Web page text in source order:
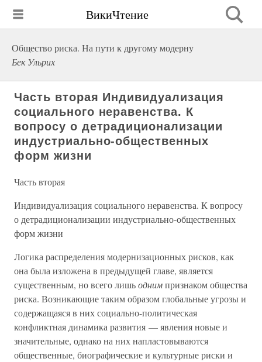
ВикиЧтение
Общество риска. На пути к другому модерну
Бек Ульрих
Часть вторая Индивидуализация
социального неравенства. К
вопросу о детрадиционализации
индустриально-общественных
форм жизни
Часть вторая
Индивидуализация социального неравенства. К вопросу
о детрадиционализации индустриально-общественных
форм жизни
Логика распределения модернизационных рисков, как
она была изложена в предыдущей главе, является
существенным, но всего лишьоднимпризнаком общества
риска. Возникающие таким образом глобальные угрозы и
содержащаяся в них социально-политическая
конфликтная динамика развития — явления новые и
значительные, однако на них напластовываются
общественные, биографические и культурные риски и